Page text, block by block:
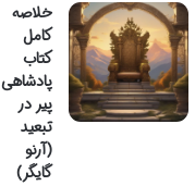
خلاصه
کامل
کتاب
پادشاهی
پیر در
تبعید
(آرنو
گایگر)